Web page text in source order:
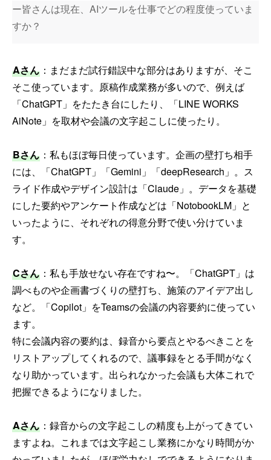
ー皆さんは現在、AIツールを仕事でどの程度使っていま
すか？
Aさん ：まだまだ試行錯誤中な部分はありますが、そこ
そこ使っています。原稿作成業務が多いので、例えば
「ChatGPT」をたたき台にしたり、「LINE WORKS
AiNote」を取材や会議の文字起こしに使ったり。
Bさん ：私もほぼ毎日使っています。企画の壁打ち相手
には、「ChatGPT」「Gemini」「deepResearch」。ス
ライド作成やデザイン設計は「Claude」。データを基礎
にした要約やアンケート作成などは「NotobookLM」と
いったように、それぞれの得意分野で使い分けていま
す。
Cさん ：私も手放せない存在ですね〜。「ChatGPT」は
調べものや企画書づくりの壁打ち、施策のアイデア出し
など。「Copilot」をTeamsの会議の内容要約に使ってい
ます。
特に会議内容の要約は、録音から要点とやるべきことを
リストアップしてくれるので、議事録をとる手間がなく
なり助かっています。出られなかった会議も大体これで
把握できるようになりました。
Aさん ：録音からの文字起こしの精度も上がってきてい
ますよね。これまでは文字起こし業務にかなり時間がか